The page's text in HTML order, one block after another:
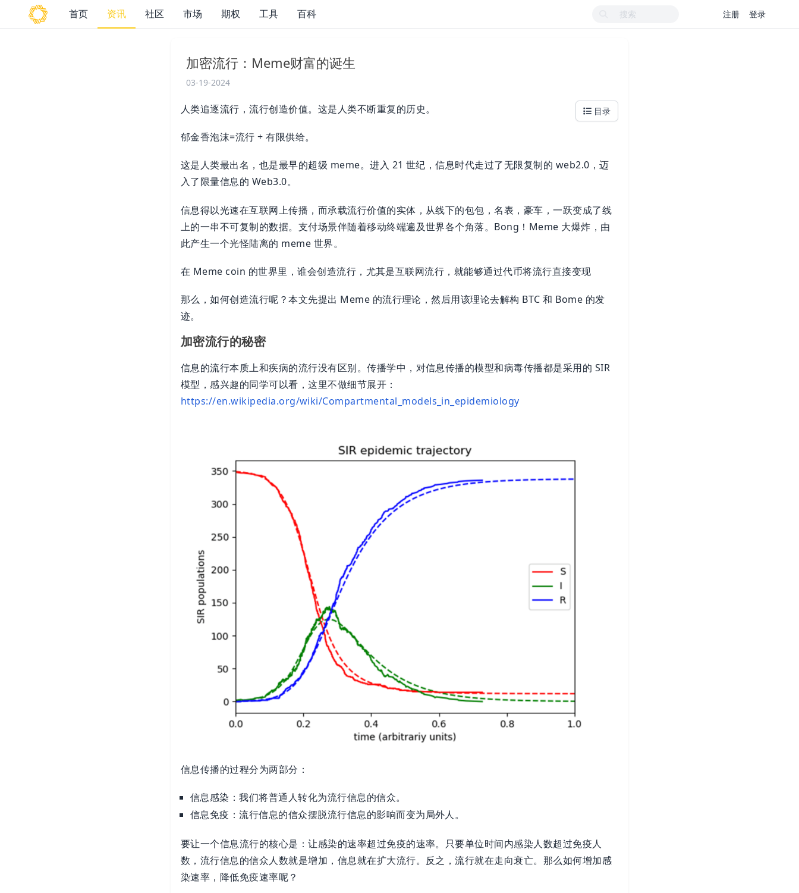
首页 资讯 社区 市场 期权 工具 百科 注册 登录
加密流行：Meme财富的诞生
03-19-2024
目录
人类追逐流行，流行创造价值。这是人类不断重复的历史。
郁金香泡沫=流行 + 有限供给。
这是人类最出名，也是最早的超级 meme。进入 21 世纪，信息时代走过了无限复制的 web2.0，迈
入了限量信息的 Web3.0。
信息得以光速在互联网上传播，而承载流行价值的实体，从线下的包包，名表，豪车，一跃变成了线
上的一串不可复制的数据。支付场景伴随着移动终端遍及世界各个角落。Bong！Meme 大爆炸，由
此产生一个光怪陆离的 meme 世界。
在 Meme coin 的世界里，谁会创造流行，尤其是互联网流行，就能够通过代币将流行直接变现
那么，如何创造流行呢？本文先提出 Meme 的流行理论，然后用该理论去解构 BTC 和 Bome 的发
迹。
加密流行的秘密
信息的流行本质上和疾病的流行没有区别。传播学中，对信息传播的模型和病毒传播都是采用的 SIR
模型，感兴趣的同学可以看，这里不做细节展开：
https://en.wikipedia.org/wiki/Compartmental_models_in_epidemiology
信息传播的过程分为两部分：
信息感染：我们将普通人转化为流行信息的信众。
信息免疫：流行信息的信众摆脱流行信息的影响而变为局外人。
要让一个信息流行的核心是：让感染的速率超过免疫的速率。只要单位时间内感染人数超过免疫人
数，流行信息的信众人数就是增加，信息就在扩大流行。反之，流行就在走向衰亡。那么如何增加感
染速率，降低免疫速率呢？